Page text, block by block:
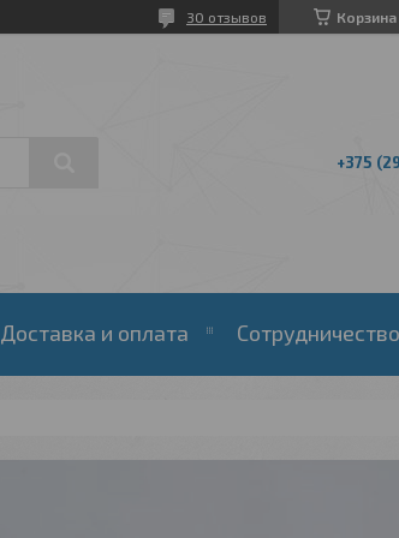
Корзина
30 отзывов
+375
Доставка и оплата Сотрудничество